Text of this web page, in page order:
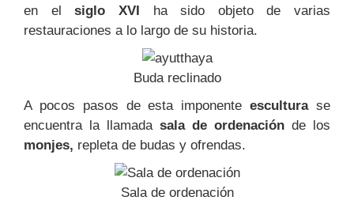
en elsiglo XVI
ha sido objeto de varias
restauraciones a lo largo de su historia.
Buda reclinado
A pocos pasos de esta imponente esculturase
encuentra la llamada sala de ordenación de los
monjes, repleta de budas y ofrendas.
Sala de ordenación